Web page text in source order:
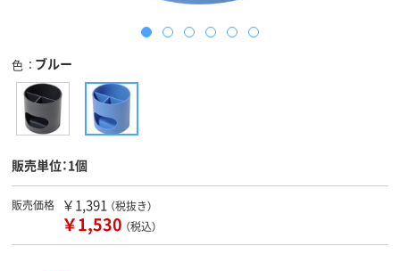
色 ブルー
販売単位：1個
販売価格 ￥1,391 （税抜き）
￥1,530 （税込）